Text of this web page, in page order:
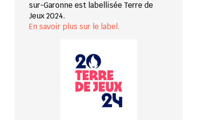
sur-Garonne est labellisée Terre de
Jeux 2024.
En savoir plus sur le label.